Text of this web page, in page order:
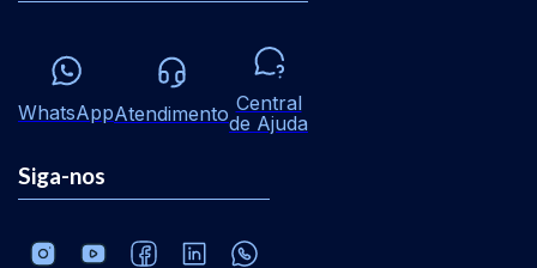
WhatsAppAtendimento Central
de Ajuda
Siga-nos